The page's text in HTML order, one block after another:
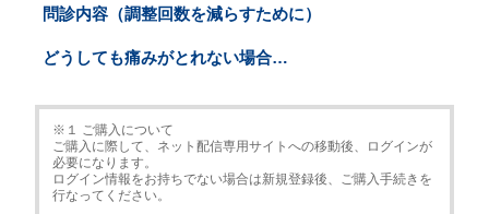
問診内容（調整回数を減らすために）
どうしても痛みがとれない場合…
※１ ご購入について
ご購入に際して、ネット配信専用サイトへの移動後、ログインが
必要になります。
ログイン情報をお持ちでない場合は新規登録後、ご購入手続きを
行なってください。